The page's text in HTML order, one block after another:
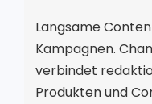
Langsame
Kampagnen.
verbindet
Produkten und